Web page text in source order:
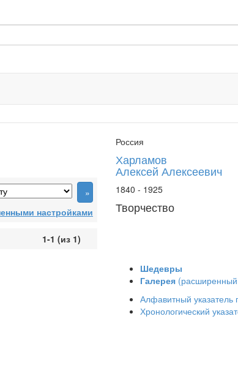
настройками
1-1 (из 1)
Россия
Харламов
Алексей Алексеевич
1840 - 1925
Творчество
Шедевры
Галерея
Алфавитный указатель
Хронологический